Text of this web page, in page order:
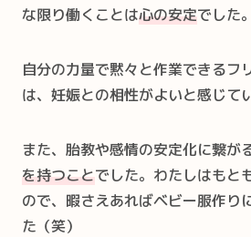
な限り働くことは心の安定でした。
自分の力量で黙々と作業できるフ
は、妊娠との相性がよいと感じて
また、胎教や感情の安定化に繋が
を持つことでした。わたしはもと
ので、暇さえあればベビー服作り
た（笑）